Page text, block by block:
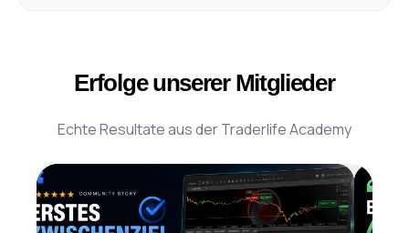
Erfolge unserer Mitglieder
Echte Resultate aus der Traderlife Academy